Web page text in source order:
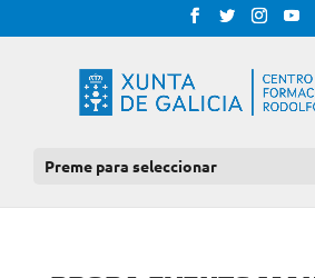
Preme para seleccionar